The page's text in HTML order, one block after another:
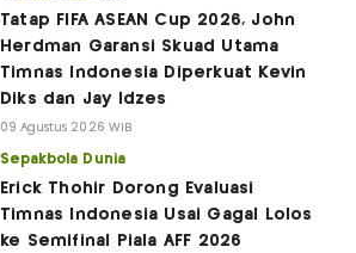
Tatap FIFA ASEAN Cup 2026, John
Herdman Garansi Skuad Utama
Timnas Indonesia Diperkuat Kevin
Diks dan Jay Idzes
09 Agustus 2026 WIB
Sepakbola Dunia
Erick Thohir Dorong Evaluasi
Timnas Indonesia Usai Gagal Lolos
ke Semifinal Piala AFF 2026